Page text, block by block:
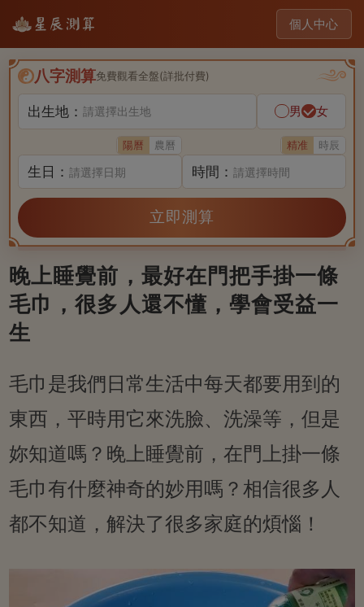
個人中心
八字測算免費觀看全盤(詳批付費)
出生地：請選擇出生地 男 女
陽曆 農曆
生日：請選擇日期
精准 時辰
時間：請選擇時間
立即測算
晚上睡覺前，最好在門把手掛一條
毛巾，很多人還不懂，學會受益一
生
毛巾是我們日常生活中每天都要用到的
東西，平時用它來洗臉、洗澡等，但是
妳知道嗎？晚上睡覺前，在門上掛一條
毛巾有什麼神奇的妙用嗎？相信很多人
都不知道，解決了很多家庭的煩惱！